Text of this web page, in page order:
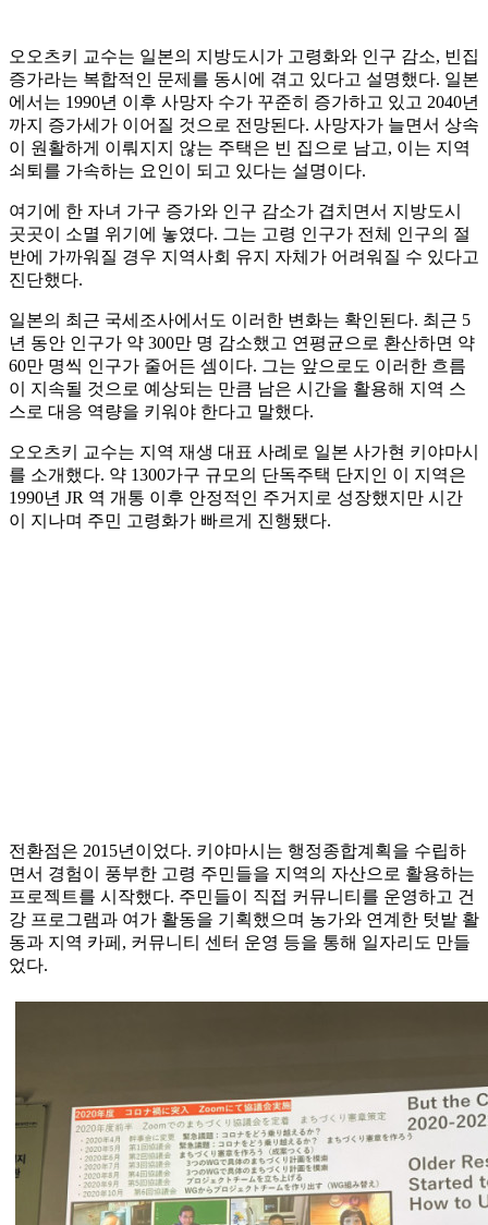
오오츠키 교수는 일본의 지방도시가 고령화와 인구 감소, 빈집
증가라는 복합적인 문제를 동시에 겪고 있다고 설명했다. 일본
에서는 1990년 이후 사망자 수가 꾸준히 증가하고 있고 2040년
까지 증가세가 이어질 것으로 전망된다. 사망자가 늘면서 상속
이 원활하게 이뤄지지 않는 주택은 빈 집으로 남고, 이는 지역
쇠퇴를 가속하는 요인이 되고 있다는 설명이다.
여기에 한 자녀 가구 증가와 인구 감소가 겹치면서 지방도시
곳곳이 소멸 위기에 놓였다. 그는 고령 인구가 전체 인구의 절
반에 가까워질 경우 지역사회 유지 자체가 어려워질 수 있다고
진단했다.
일본의 최근 국세조사에서도 이러한 변화는 확인된다. 최근 5
년 동안 인구가 약 300만 명 감소했고 연평균으로 환산하면 약
60만 명씩 인구가 줄어든 셈이다. 그는 앞으로도 이러한 흐름
이 지속될 것으로 예상되는 만큼 남은 시간을 활용해 지역 스
스로 대응 역량을 키워야 한다고 말했다.
오오츠키 교수는 지역 재생 대표 사례로 일본 사가현 키야마시
를 소개했다. 약 1300가구 규모의 단독주택 단지인 이 지역은
1990년 JR 역 개통 이후 안정적인 주거지로 성장했지만 시간
이 지나며 주민 고령화가 빠르게 진행됐다.
전환점은 2015년이었다. 키야마시는 행정종합계획을 수립하
면서 경험이 풍부한 고령 주민들을 지역의 자산으로 활용하는
프로젝트를 시작했다. 주민들이 직접 커뮤니티를 운영하고 건
강 프로그램과 여가 활동을 기획했으며 농가와 연계한 텃밭 활
동과 지역 카페, 커뮤니티 센터 운영 등을 통해 일자리도 만들
었다.